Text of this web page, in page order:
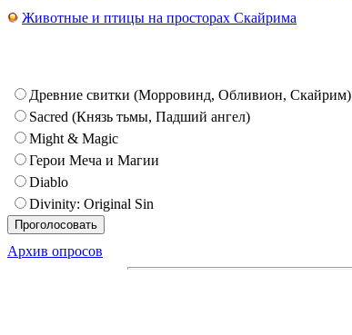
Животные и птицы на просторах Скайрима
Древние свитки (Морровинд, Обливион, Скайрим)
Sacred (Князь тьмы, Падший ангел)
Might & Magic
Герои Меча и Магии
Diablo
Divinity: Original Sin
Архив опросов